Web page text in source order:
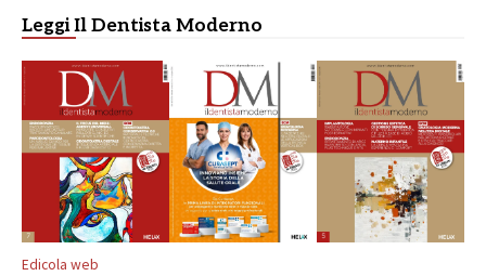
Leggi Il Dentista Moderno
Edicola web